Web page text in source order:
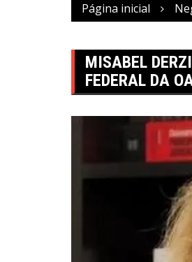
Página inicial
MISABEL
FEDERAL DA